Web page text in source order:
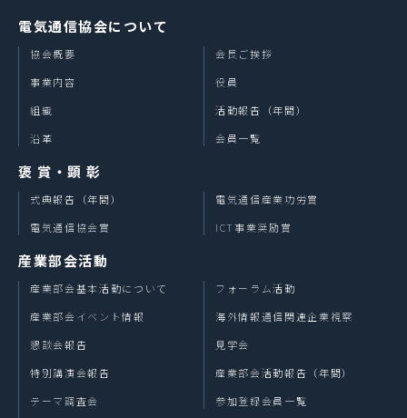
電気通信協会について
協会概要
事業内容
組織
沿革
会長ご挨拶
役員
活動報告（年間）
会員一覧
褒 賞・顕 彰
式典報告（年間）
電気通信協会賞
電気通信産業功労賞
ICT事業奨励賞
産業部会活動
産業部会基本活動について
産業部会イベント情報
懇談会報告
特別講演会報告
テーマ調査会
フォーラム活動
海外情報通信関連企業視察
見学会
産業部会活動報告（年間）
参加登録会員一覧